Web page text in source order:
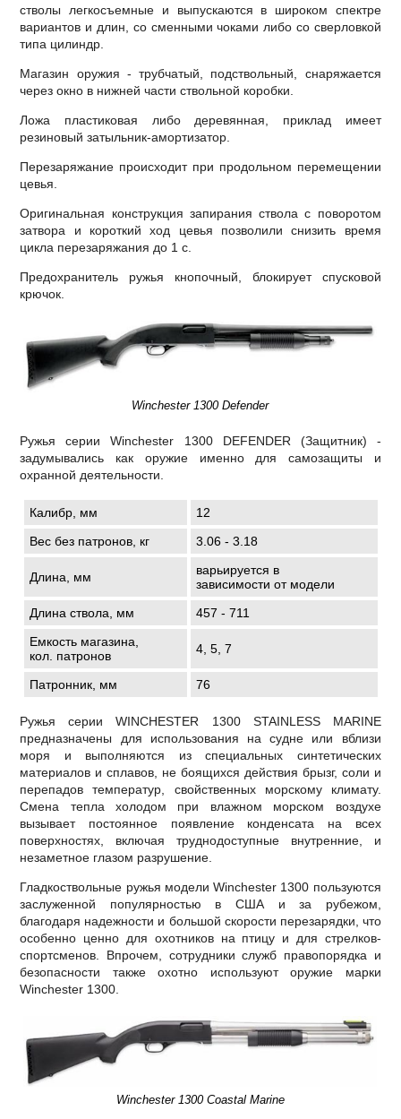
стволы легкосъемные и выпускаются в широком спектре
вариантов и длин, со сменными чоками либо со сверловкой
типа цилиндр.
Магазин оружия - трубчатый, подствольный, снаряжается
через окно в нижней части ствольной коробки.
Ложа пластиковая либо деревянная, приклад имеет
резиновый затыльник-амортизатор.
Перезаряжание происходит при продольном перемещении
цевья.
Оригинальная конструкция запирания ствола с поворотом
затвора и короткий ход цевья позволили снизить время
цикла перезаряжания до 1 с.
Предохранитель ружья кнопочный, блокирует спусковой
крючок.
Winchester 1300 Defender
Ружья серии Winchester 1300 DEFENDER (Защитник) -
задумывались как оружие именно для самозащиты и
охранной деятельности.
Калибр, мм
12
Вес без патронов, кг
3.06 - 3.18
Длина, мм
варьируется в
зависимости от модели
Длина ствола, мм
457 - 711
Емкость магазина,
кол. патронов
4, 5, 7
Патронник, мм 76
Ружья серии WINCHESTER 1300 STAINLESS MARINE
предназначены для использования на судне или вблизи
моря и выполняются из специальных синтетических
материалов и сплавов, не боящихся действия брызг, соли и
перепадов температур, свойственных морскому климату.
Смена тепла холодом при влажном морском воздухе
вызывает постоянное появление конденсата на всех
поверхностях, включая труднодоступные внутренние, и
незаметное глазом разрушение.
Гладкоствольные ружья модели Winchester 1300 пользуются
заслуженной популярностью в США и за рубежом,
благодаря надежности и большой скорости перезарядки, что
особенно ценно для охотников на птицу и для стрелков-
спортсменов. Впрочем, сотрудники служб правопорядка и
безопасности также охотно используют оружие марки
Winchester 1300.
Winchester 1300 Coastal Marine